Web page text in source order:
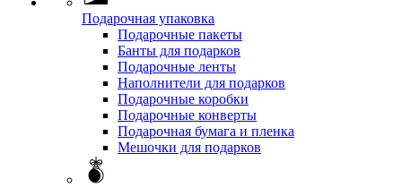
Подарочная упаковка
Подарочные пакеты
Банты для подарков
Подарочные ленты
Наполнители для подарков
Подарочные коробки
Подарочные конверты
Подарочная бумага и пленка
Мешочки для подарков